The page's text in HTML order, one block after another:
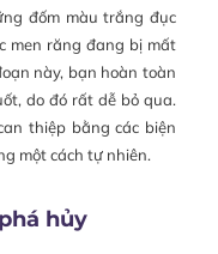
đốm màu trắng đục
men răng đang bị mất
này, bạn hoàn toàn
do đó rất dễ bỏ qua.
thiệp bằng các biện
một cách tự nhiên.
hủy